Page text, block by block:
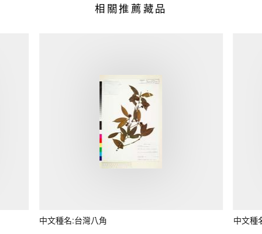
相關推薦藏品
中文種名:台灣八角 中文種